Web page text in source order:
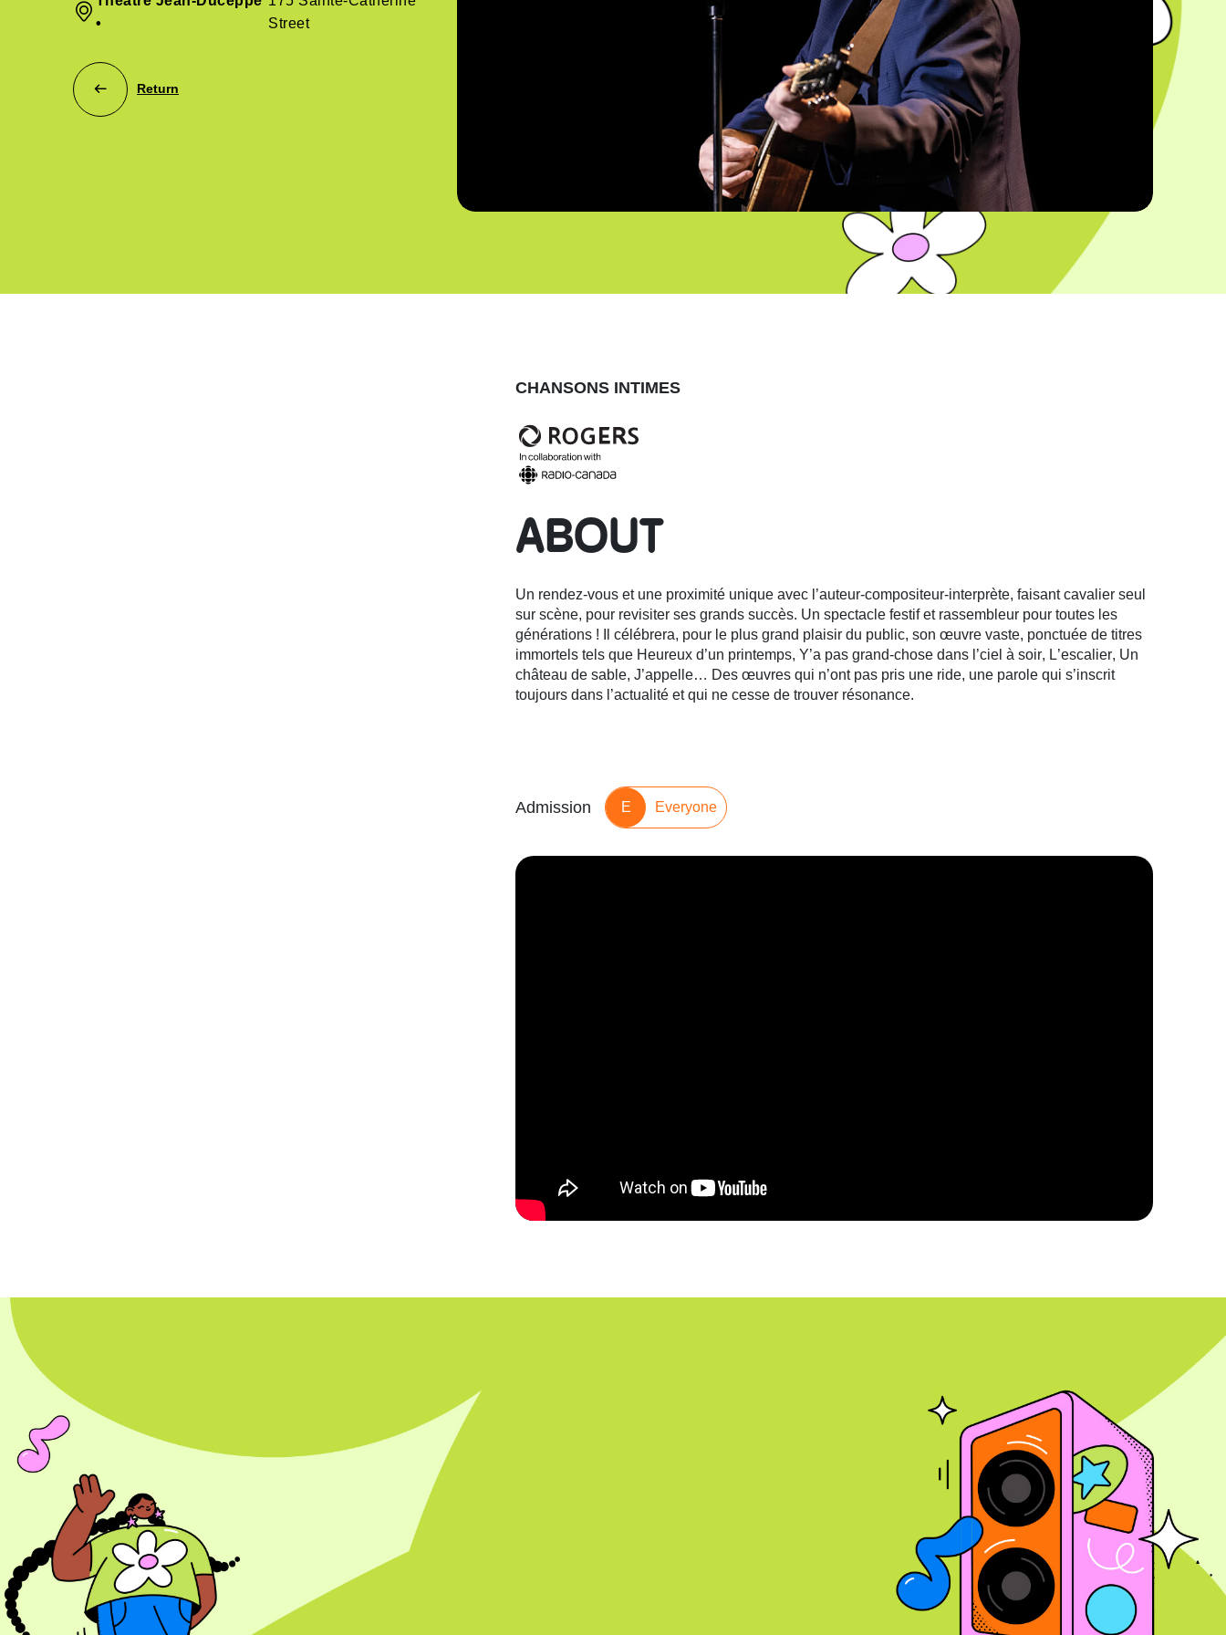
•
Street
Return
CHANSONS INTIMES
ABOUT
Un rendez-vous et une proximité unique avec l’auteur-compositeur-interprète, faisant cavalier seul
sur scène, pour revisiter ses grands succès. Un spectacle festif et rassembleur pour toutes les
générations ! Il célébrera, pour le plus grand plaisir du public, son œuvre vaste, ponctuée de titres
immortels tels que Heureux d’un printemps, Y’a pas grand-chose dans l’ciel à soir, L’escalier, Un
château de sable, J’appelle… Des œuvres qui n’ont pas pris une ride, une parole qui s’inscrit
toujours dans l’actualité et qui ne cesse de trouver résonance.
Admission E Everyone